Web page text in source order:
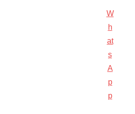
W
h
at
s
A
p
p